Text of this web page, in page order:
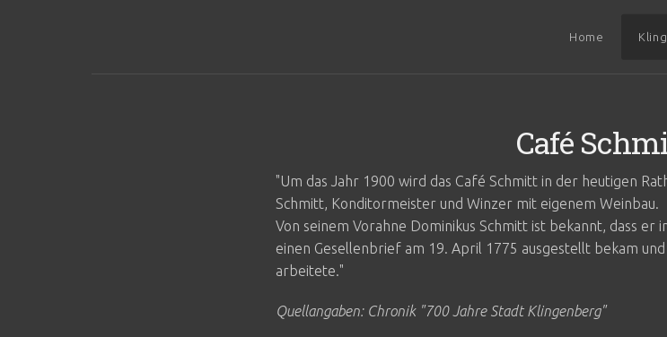
Home
Café
"Um das Jahr 1900 wird das Café Schmitt in der heutigen
Schmitt, Konditormeister und Winzer mit eigenem Weinbau.
Von seinem Vorahne Dominikus Schmitt ist bekannt, dass er
einen Gesellenbrief am 19. April 1775 ausgestellt bekam
arbeitete."
Quellangaben: Chronik "700 Jahre Stadt Klingenberg"